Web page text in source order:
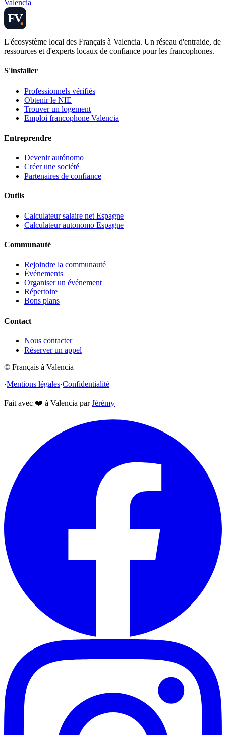
Valencia
FV
L'écosystème local des Français à Valencia. Un réseau d'entraide, de
ressources et d'experts locaux de confiance pour les francophones.
S'installer
Professionnels vérifiés
Obtenir le NIE
Trouver un logement
Emploi francophone Valencia
Entreprendre
Devenir autónomo
Créer une société
Partenaires de confiance
Outils
Calculateur salaire net Espagne
Calculateur autonomo Espagne
Communauté
Rejoindre la communauté
Événements
Organiser un événement
Répertoire
Bons plans
Contact
Nous contacter
Réserver un appel
© Français à Valencia
·Mentions légales·Confidentialité
Fait avec ❤️ à Valencia par Jérémy